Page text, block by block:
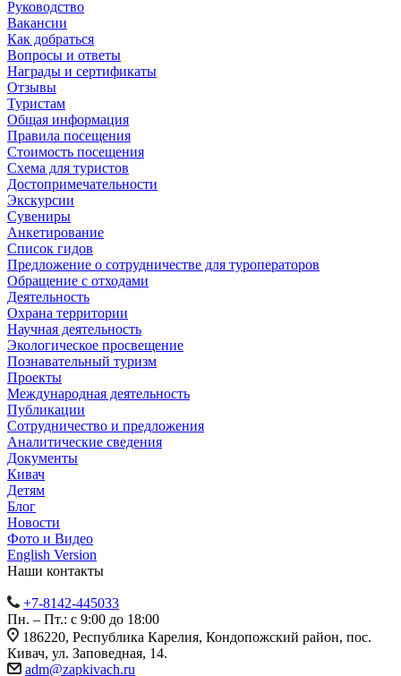
Руководство
Вакансии
Как добраться
Вопросы и ответы
Награды и сертификаты
Отзывы
Туристам
Общая информация
Правила посещения
Стоимость посещения
Схема для туристов
Достопримечательности
Экскурсии
Сувениры
Анкетирование
Список гидов
Предложение о сотрудничестве для туроператоров
Обращение с отходами
Деятельность
Охрана территории
Научная деятельность
Экологическое просвещение
Познавательный туризм
Проекты
Международная деятельность
Публикации
Сотрудничество и предложения
Аналитические сведения
Документы
Кивач
Детям
Блог
Новости
Фото и Видео
English Version
Наши контакты
+7-8142-445033
Пн. – Пт.: с 9:00 до 18:00
186220, Республика Карелия, Кондопожский район, пос.
Кивач, ул. Заповедная, 14.
adm@zapkivach.ru